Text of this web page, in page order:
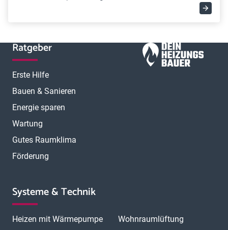
Ratgeber
Erste Hilfe
Bauen & Sanieren
Energie sparen
Wartung
Gutes Raumklima
Förderung
Systeme & Technik
Heizen mit Wärmepumpe
Wohnraumlüftung